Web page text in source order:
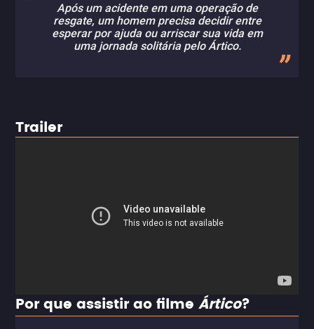
Após um acidente em uma operação de
resgate, um homem precisa decidir entre
esperar por ajuda ou arriscar sua vida em
uma jornada solitária pelo Ártico.
Trailer
Por que assistir ao filme Ártico?